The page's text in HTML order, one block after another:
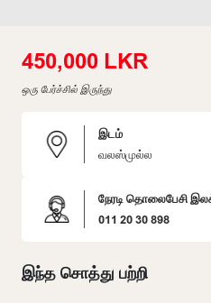
450,000 LKR
ஒரு பேர்ச்சில் இருந்து
இடம்
வலஸ்முல்ல
நேரடி தொலைபேசி
011 20 30 898
இந்த சொத்து பற்றி